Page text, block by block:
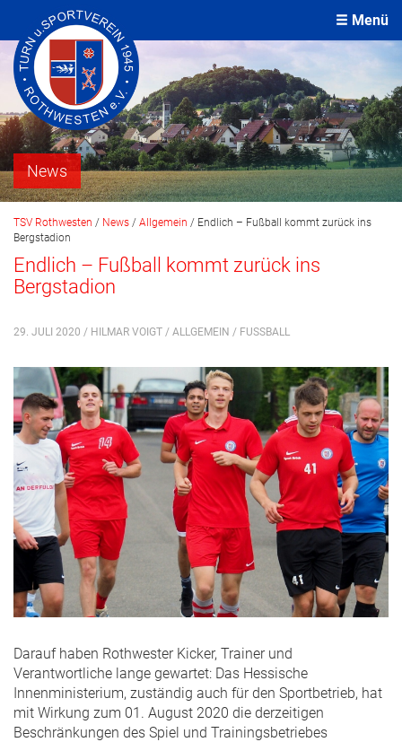
Menü
News
TSV Rothwesten / News / Allgemein / Endlich – Fußball kommt zurück ins
Bergstadion
Endlich – Fußball kommt zurück ins
Bergstadion
29. JULI 2020 / HILMAR VOIGT / ALLGEMEIN / FUSSBALL
Darauf haben Rothwester Kicker, Trainer und
Verantwortliche lange gewartet: Das Hessische
Innenministerium, zuständig auch für den Sportbetrieb, hat
mit Wirkung zum 01. August 2020 die derzeitigen
Beschränkungen des Spiel und Trainingsbetriebes